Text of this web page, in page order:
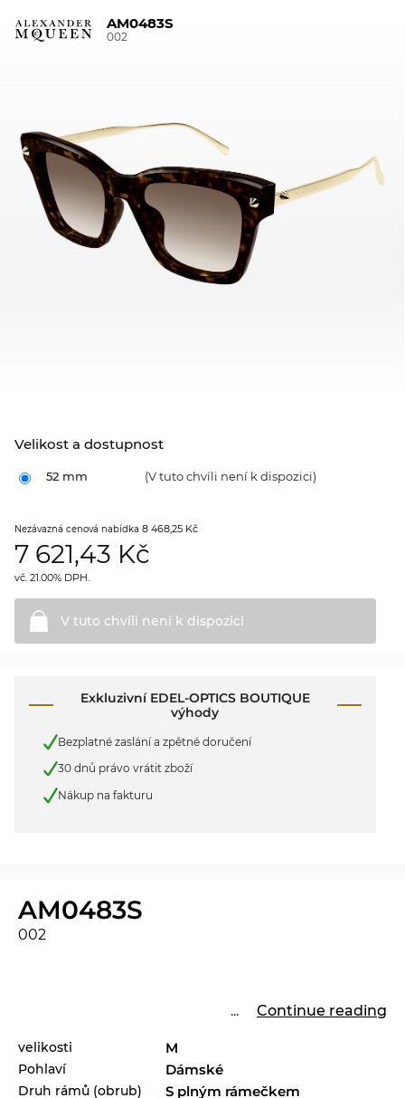
AM0483S
002
Velikost a dostupnost
52 mm (V tuto chvíli není k dispozici)
Nezávazná cenová nabídka 8 468,25 Kč
7 621,43 Kč
vč. 21.00% DPH.
V tuto chvíli není k dispozici
Exkluzivní EDEL-OPTICS BOUTIQUE
výhody
Bezplatné zaslání a zpětné doručení
30 dnů právo vrátit zboží
Nákup na fakturu
AM0483S
002
... Continue reading
velikosti M
Pohlaví Dámské
Druh rámů (obrub) S plným rámečkem